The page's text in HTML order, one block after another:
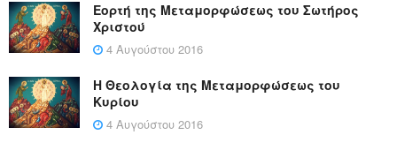
Εορτή της Μεταμορφώσεως του Σωτήρος
Χριστού
4 Αυγούστου 2016
Η Θεολογία της Μεταμορφώσεως του
Κυρίου
4 Αυγούστου 2016